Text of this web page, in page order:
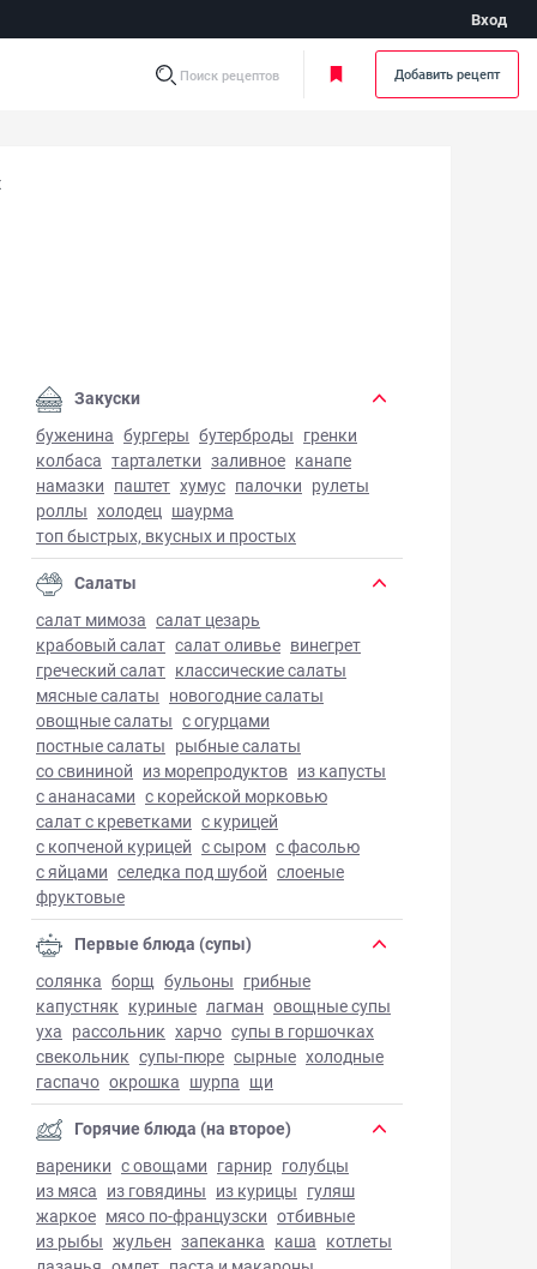
Вход
Поиск рецептов Добавить рецепт
котлеты в сухарях - фото готового блюда
Закуски
буженина бургеры бутерброды гренки
колбаса тарталетки заливное канапе
намазки паштет хумус палочки рулеты
роллы холодец шаурма
топ быстрых, вкусных и простых
Салаты
салат мимоза салат цезарь
крабовый салат салат оливье винегрет
греческий салат классические салаты
мясные салаты новогодние салаты
овощные салаты с огурцами
постные салаты рыбные салаты
со свининой из морепродуктов из капусты
с ананасами с корейской морковью
салат с креветками с курицей
с копченой курицей с сыром с фасолью
с яйцами селедка под шубой слоеные
фруктовые
Первые блюда (супы)
солянка борщ бульоны грибные
капустняк куриные лагман овощные супы
уха рассольник харчо супы в горшочках
свекольник супы-пюре сырные холодные
гаспачо окрошка шурпа щи
Горячие блюда (на второе)
вареники с овощами гарнир голубцы
из мяса из говядины из курицы гуляш
жаркое мясо по-французски отбивные
из рыбы жульен запеканка каша котлеты